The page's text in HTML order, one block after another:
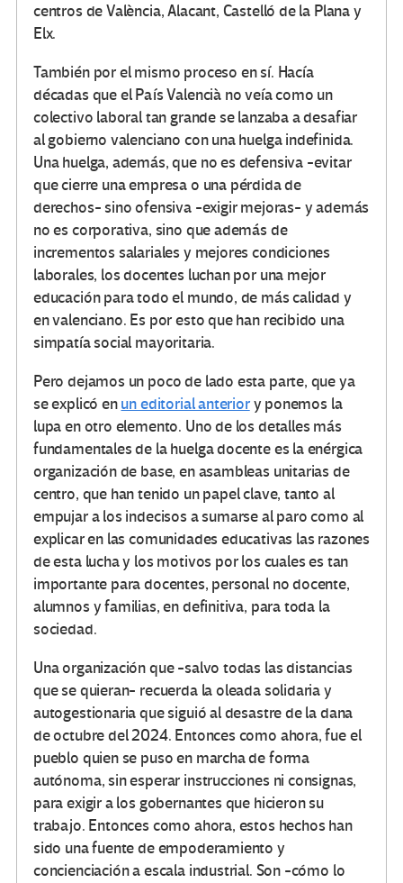
centros de València, Alacant, Castelló de la Plana y
Elx.
También por el mismo proceso en sí. Hacía
décadas que el País Valencià no veía como un
colectivo laboral tan grande se lanzaba a desafiar
al gobierno valenciano con una huelga indefinida.
Una huelga, además, que no es defensiva -evitar
que cierre una empresa o una pérdida de
derechos- sino ofensiva -exigir mejoras- y además
no es corporativa, sino que además de
incrementos salariales y mejores condiciones
laborales, los docentes luchan por una mejor
educación para todo el mundo, de más calidad y
en valenciano. Es por esto que han recibido una
simpatía social mayoritaria.
Pero dejamos un poco de lado esta parte, que ya
se explicó enun editorial anteriory ponemos la
lupa en otro elemento. Uno de los detalles más
fundamentales de la huelga docente es la enérgica
organización de base, en asambleas unitarias de
centro, que han tenido un papel clave, tanto al
empujar a los indecisos a sumarse al paro como al
explicar en las comunidades educativas las razones
de esta lucha y los motivos por los cuales es tan
importante para docentes, personal no docente,
alumnos y familias, en definitiva, para toda la
sociedad.
Una organización que -salvo todas las distancias
que se quieran- recuerda la oleada solidaria y
autogestionaria que siguió al desastre de la dana
de octubre del 2024. Entonces como ahora, fue el
pueblo quien se puso en marcha de forma
autónoma, sin esperar instrucciones ni consignas,
para exigir a los gobernantes que hicieron su
trabajo. Entonces como ahora, estos hechos han
sido una fuente de empoderamiento y
concienciación a escala industrial. Son -cómo lo